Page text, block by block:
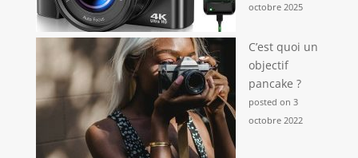
octobre 2025
C’est quoi un
objectif
pancake ?
posted on 3
octobre 2022